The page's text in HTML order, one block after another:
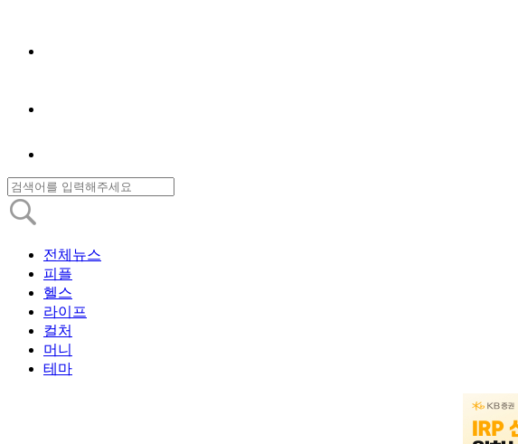
전체뉴스
피플
헬스
라이프
컬처
머니
테마